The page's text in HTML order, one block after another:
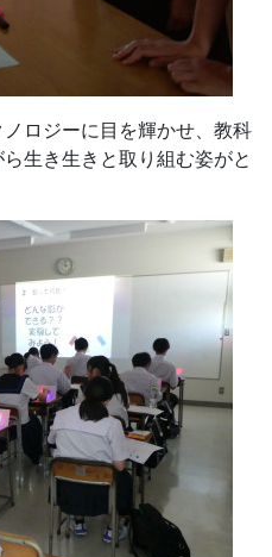
ロジーに目を輝かせ、教科
生き生きと取り組む姿がと